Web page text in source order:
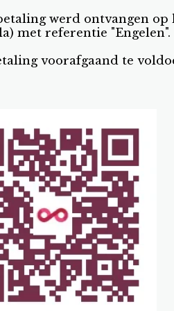
werd ontvangen op
met referentie "Engelen".
voorafgaand te